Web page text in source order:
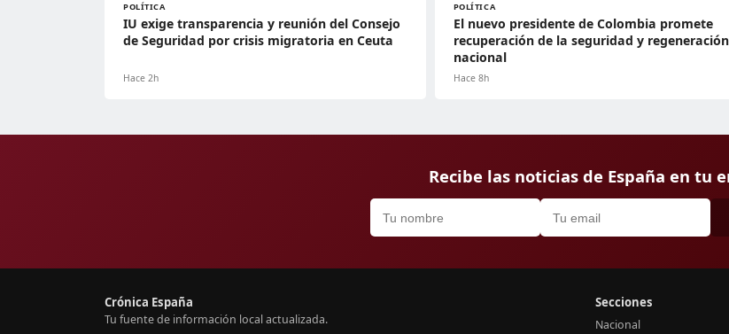
POLÍTICA
IU exige transparencia y reunión del Consejo
de Seguridad por crisis migratoria en Ceuta
Hace 2h
POLÍTICA
El nuevo presidente de Colombia promete
recuperación de la seguridad y regeneración
nacional
Hace 8h
Recibe las noticias de España en tu
Crónica España
Tu fuente de información local actualizada.
Secciones
Nacional